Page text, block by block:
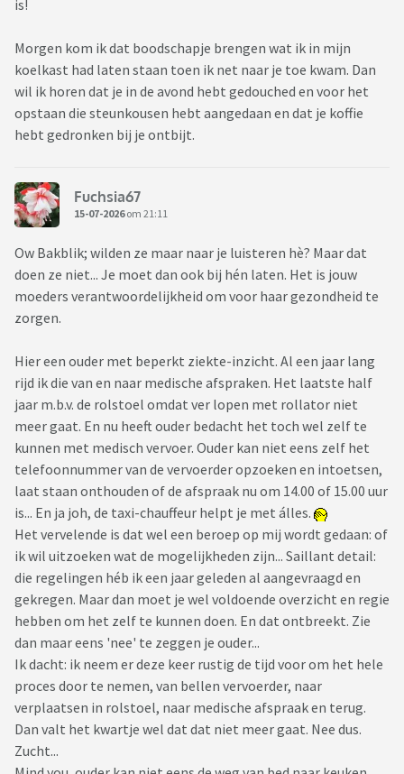
is!
Morgen kom ik dat boodschapje brengen wat ik in mijn
koelkast had laten staan toen ik net naar je toe kwam. Dan
wil ik horen dat je in de avond hebt gedouched en voor het
opstaan die steunkousen hebt aangedaan en dat je koffie
hebt gedronken bij je ontbijt.
Fuchsia67
15-07-2026om 21:11
Ow Bakblik; wilden ze maar naar je luisteren hè? Maar dat
doen ze niet... Je moet dan ook bij hén laten. Het is jouw
moeders verantwoordelijkheid om voor haar gezondheid te
zorgen.
Hier een ouder met beperkt ziekte-inzicht. Al een jaar lang
rijd ik die van en naar medische afspraken. Het laatste half
jaar m.b.v. de rolstoel omdat ver lopen met rollator niet
meer gaat. En nu heeft ouder bedacht het toch wel zelf te
kunnen met medisch vervoer. Ouder kan niet eens zelf het
telefoonnummer van de vervoerder opzoeken en intoetsen,
laat staan onthouden of de afspraak nu om 14.00 of 15.00 uur
is... En ja joh, de taxi-chauffeur helpt je met álles.
Het vervelende is dat wel een beroep op mij wordt gedaan: of
ik wil uitzoeken wat de mogelijkheden zijn... Saillant detail:
die regelingen héb ik een jaar geleden al aangevraagd en
gekregen. Maar dan moet je wel voldoende overzicht en regie
hebben om het zelf te kunnen doen. En dat ontbreekt. Zie
dan maar eens 'nee' te zeggen je ouder...
Ik dacht: ik neem er deze keer rustig de tijd voor om het hele
proces door te nemen, van bellen vervoerder, naar
verplaatsen in rolstoel, naar medische afspraak en terug.
Dan valt het kwartje wel dat dat niet meer gaat. Nee dus.
Zucht...